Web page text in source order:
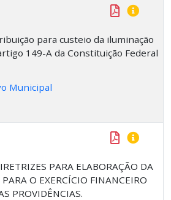
para custeio da iluminação
149-A da Constituição Federal
Municipal
PARA ELABORAÇÃO DA
O EXERCÍCIO FINANCEIRO
PROVIDÊNCIAS.